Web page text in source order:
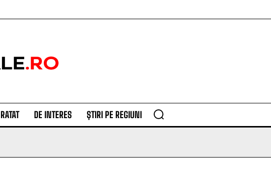
DE INTERES ȘTIRI PE REGIUNI